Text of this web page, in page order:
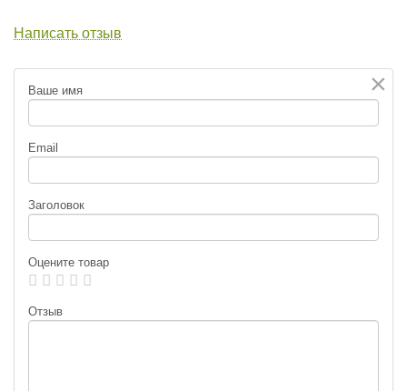
Написать отзыв
×
Ваше имя
Email
Заголовок
Оцените товар
Отзыв